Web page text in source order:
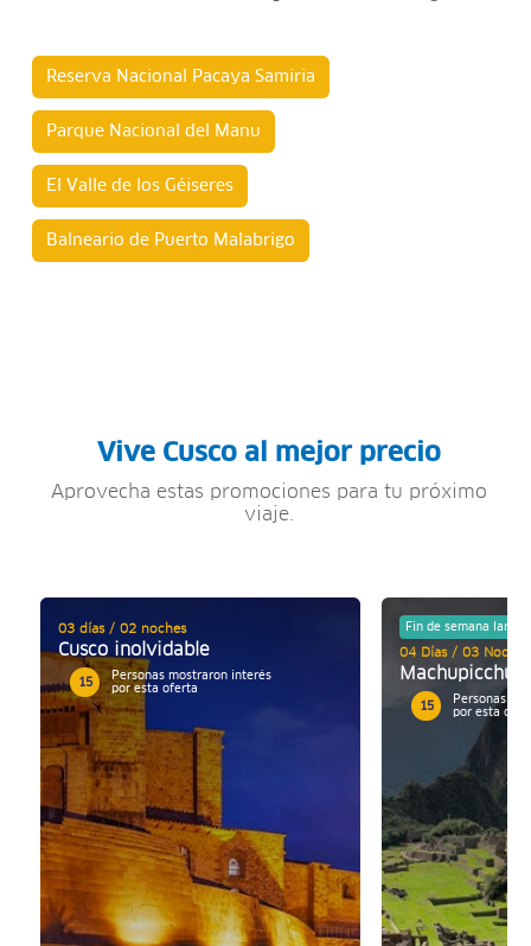
Reserva Nacional Pacaya Samiria
Parque Nacional del Manu
El Valle de los Géiseres
Balneario de Puerto Malabrigo
Vive Cusco al mejor precio
Aprovecha estas promociones para tu próximo
viaje.
03 días / 02 noches
Cusco inolvidable
15
Personas mostraron interés
por esta oferta
Fin de semana largo
04 Días / 03 Noches
Machupicchu
15
Personas
por esta